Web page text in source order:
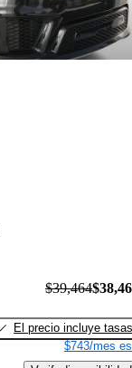
$39,464
El precio incluye tasas
$743/mes